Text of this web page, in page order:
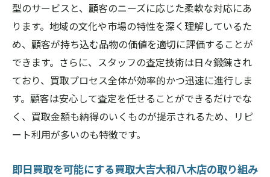
の柔軟な体制
高取町での迅速買取に必要な柔軟性の秘密
買取大吉大和八木店が実現する高取町での
柔軟な買取サービス
高取町での買取成功に繋がる柔軟な対応力
買取大吉大和八木店の柔軟性が高取町で選
ばれる理由
買取大吉大和八木店で期待を上回る買取体験を
型のサービスと、顧客のニーズに応じた柔軟な対応にあ
ります。地域の文化や市場の特性を深く理解しているた
め、顧客が持ち込む品物の価値を適切に評価することが
できます。さらに、スタッフの査定技術は日々鍛錬され
ており、買取プロセス全体が効率的かつ迅速に進行しま
す。顧客は安心して査定を任せることができるだけでな
く、買取金額も納得のいくものが提示されるため、リピ
ート利用が多いのも特徴です。
即日買取を可能にする買取大吉大和八木店の取り組み